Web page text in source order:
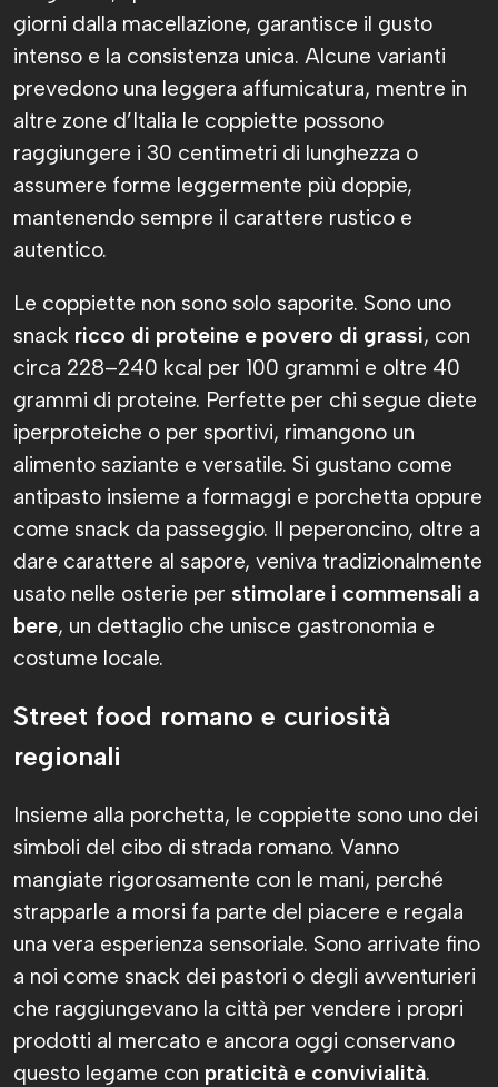
giorni dalla macellazione, garantisce il gusto
intenso e la consistenza unica. Alcune varianti
prevedono una leggera affumicatura, mentre in
altre zone d’Italia le coppiette possono
raggiungere i 30 centimetri di lunghezza o
assumere forme leggermente più doppie,
mantenendo sempre il carattere rustico e
autentico.
Le coppiette non sono solo saporite. Sono uno
snack ricco di proteine e povero di grassi, con
circa 228–240 kcal per 100 grammi e oltre 40
grammi di proteine. Perfette per chi segue diete
iperproteiche o per sportivi, rimangono un
alimento saziante e versatile. Si gustano come
antipasto insieme a formaggi e porchetta oppure
come snack da passeggio. Il peperoncino, oltre a
dare carattere al sapore, veniva tradizionalmente
usato nelle osterie per stimolare i commensali a
bere, un dettaglio che unisce gastronomia e
costume locale.
Street food romano e curiosità
regionali
Insieme alla porchetta, le coppiette sono uno dei
simboli del cibo di strada romano. Vanno
mangiate rigorosamente con le mani, perché
strapparle a morsi fa parte del piacere e regala
una vera esperienza sensoriale. Sono arrivate fino
a noi come snack dei pastori o degli avventurieri
che raggiungevano la città per vendere i propri
prodotti al mercato e ancora oggi conservano
questo legame con praticità e convivialità.